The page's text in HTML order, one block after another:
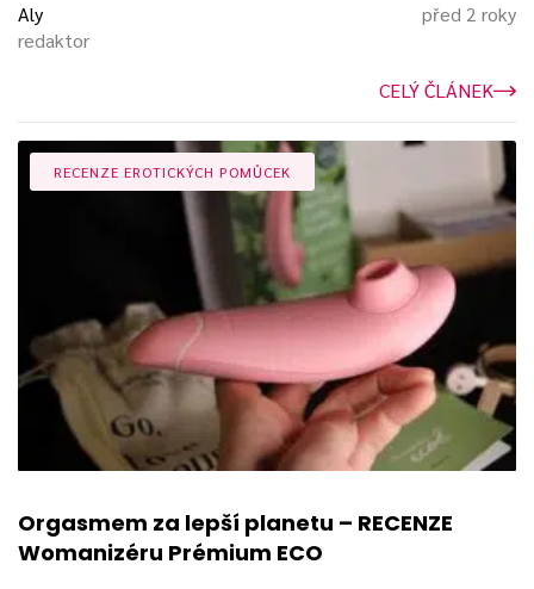
Jejich výroba probíhá v úzké spolupráci s designéry a
doktory. Jedinečnost Womanizeru spočívá v tom, že
nevibruje, ale tlakovými vlnami působí na klitoris bez
jediného doteku. Synonymem Womanizeru je také
Testovali jsme vícero Womanizérů
Na trh s erotickými pomůckami nyní tak přichází naprostá
Jediné, co ji můžeme vytýkat je cena,
která je oproti jiným produktům výrazně vyšší.
Aly
redaktor
před 2 roky
CELÝ ČLÁNEK
RECENZE EROTICKÝCH POMŮCEK
Orgasmem za lepší planetu – RECENZE
Womanizéru Prémium ECO